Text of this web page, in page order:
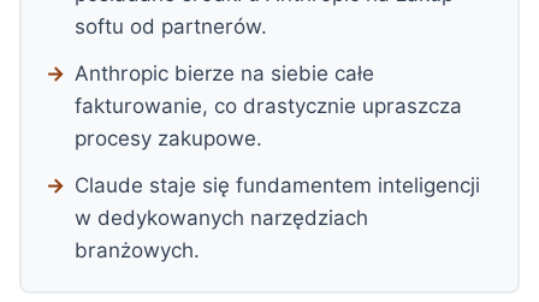
softu od partnerów.
Anthropic bierze na siebie całe
fakturowanie, co drastycznie upraszcza
procesy zakupowe.
Claude staje się fundamentem inteligencji
w dedykowanych narzędziach
branżowych.